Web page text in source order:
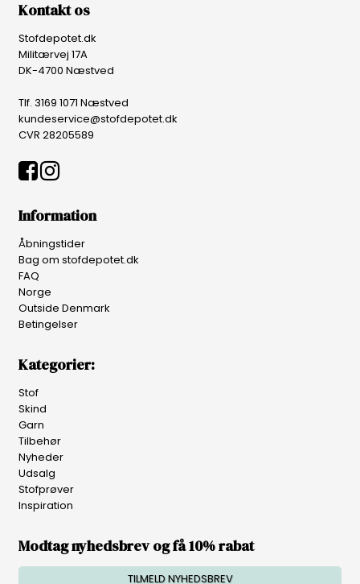
Kontakt os
Stofdepotet.dk
Militærvej 17A
DK-4700 Næstved
Tlf. 3169 1071 Næstved
kundeservice@stofdepotet.dk
CVR 28205589
Information
Åbningstider
Bag om stofdepotet.dk
FAQ
Norge
Outside Denmark
Betingelser
Kategorier:
Stof
Skind
Garn
Tilbehør
Nyheder
Udsalg
Stofprøver
Inspiration
Modtag nyhedsbrev og få 10% rabat
TILMELD NYHEDSBREV